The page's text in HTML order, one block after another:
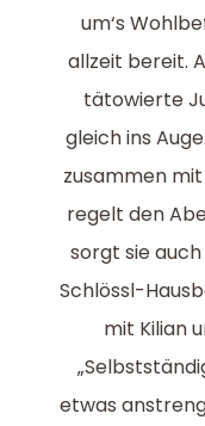
um‘s
allzeit bereit.
tätowierte
gleich ins
zusammen
regelt den
sorgt sie
Schlössl-
mit Kilian
etwas